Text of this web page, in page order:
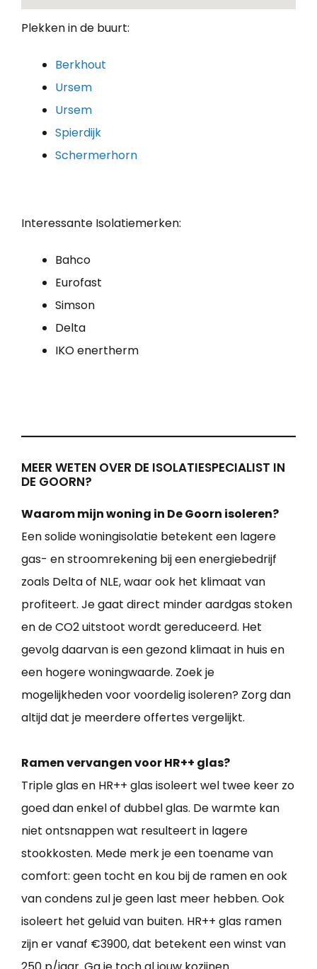
Plekken in de buurt:
Berkhout
Ursem
Ursem
Spierdijk
Schermerhorn
Interessante Isolatiemerken:
Bahco
Eurofast
Simson
Delta
IKO enertherm
MEER WETEN OVER DE ISOLATIESPECIALIST IN
DE GOORN?
Waarom mijn woning in De Goorn isoleren?
Een solide woningisolatie betekent een lagere
gas- en stroomrekening bij een energiebedrijf
zoals Delta of NLE, waar ook het klimaat van
profiteert. Je gaat direct minder aardgas stoken
en de CO2 uitstoot wordt gereduceerd. Het
gevolg daarvan is een gezond klimaat in huis en
een hogere woningwaarde. Zoek je
mogelijkheden voor voordelig isoleren? Zorg dan
altijd dat je meerdere offertes vergelijkt.
Ramen vervangen voor HR++ glas?
Triple glas en HR++ glas isoleert wel twee keer zo
goed dan enkel of dubbel glas. De warmte kan
niet ontsnappen wat resulteert in lagere
stookkosten. Mede merk je een toename van
comfort: geen tocht en kou bij de ramen en ook
van condens zul je geen last meer hebben. Ook
isoleert het geluid van buiten. HR++ glas ramen
zijn er vanaf €3900, dat betekent een winst van